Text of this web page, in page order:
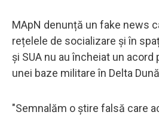
MApN denunță un fake news
rețelele de socializare și în
și SUA nu au încheiat un
unei baze militare în Delta
"Semnalăm o știre falsă care